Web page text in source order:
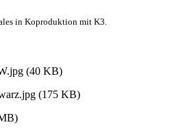
in Koproduktion mit K3.